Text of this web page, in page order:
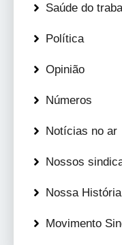
Saúde do
Política
Opinião
Números
Notícias no ar
Nossos
Nossa História
Movimento